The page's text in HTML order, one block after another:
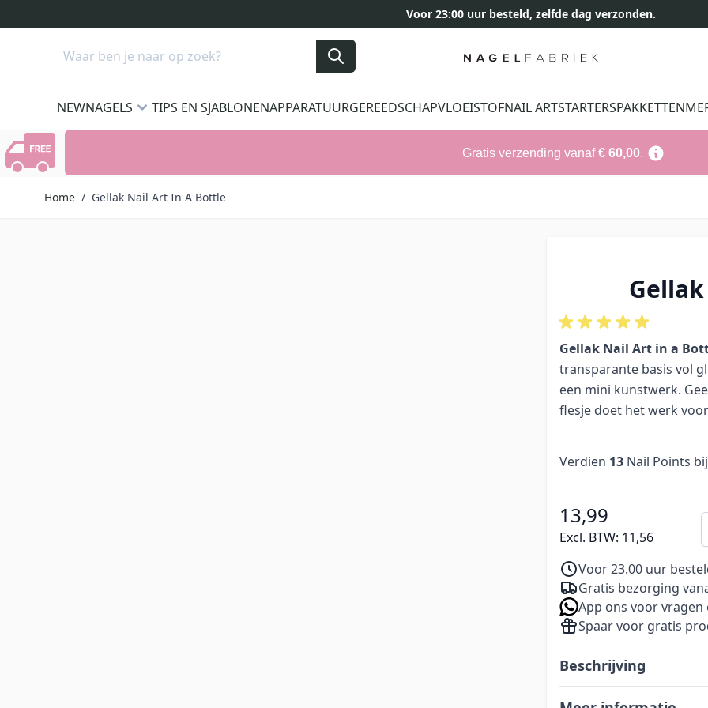
Voor 23:00 uur besteld, zelfde dag verzonden.
Search
NEWNAGELS TIPS EN SJABLONENAPPARATUURGEREEDSCHAPVLOEISTOFNAIL ARTSTARTERSPAKKETTEN
Gratis verzending vanaf€ 60,00.
Home / Gellak Nail Art In A Bottle
Gellak Nail Art in a
transparante basis vol
een mini kunstwerk.
flesje doet het werk
Verdien 13 Nail Points
13,99
Excl. BTW: 11,56
Voor 23.00 uur
Gratis bezorging
App ons voor vragen
Spaar voor gratis
Beschrijving